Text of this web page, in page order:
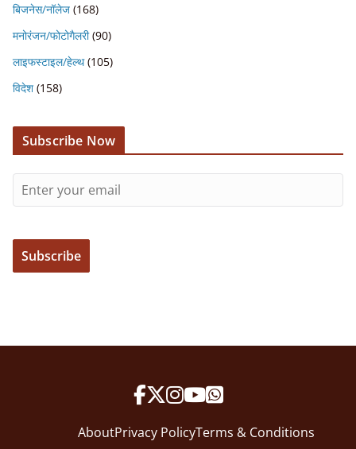
बिजनेस/नॉलेज (168)
मनोरंजन/फोटोगैलरी(90)
लाइफस्टाइल/हेल्थ(105)
विदेश (158)
Subscribe Now
AboutPrivacy PolicyTerms & Conditions